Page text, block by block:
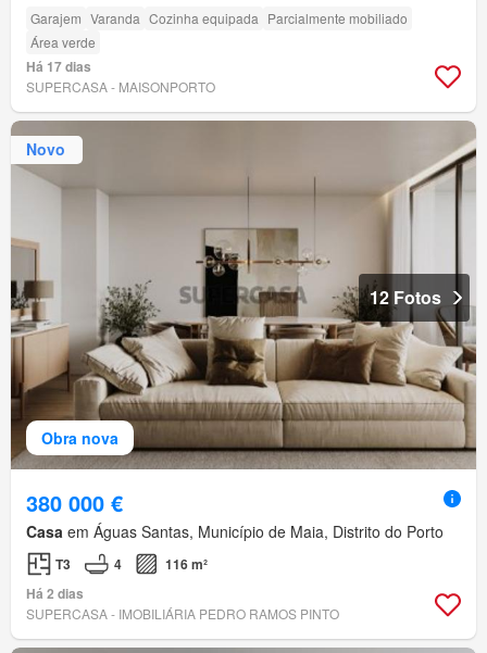
Garajem Varanda Cozinha equipada Parcialmente mobiliado
Área verde
Há 17 dias
SUPERCASA - MAISONPORTO
Obra nova
Novo
12 Fotos
380 000 €
Casa em Águas Santas, Município de Maia, Distrito do Porto
T3 4
116 m²
Há 2 dias
SUPERCASA - IMOBILIÁRIA PEDRO RAMOS PINTO